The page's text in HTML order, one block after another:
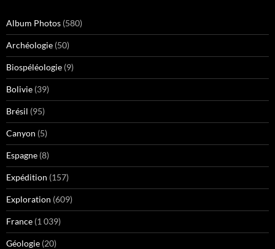
Album Photos (580)
Archéologie (50)
Biospéléologie (9)
Bolivie (39)
Brésil (95)
Canyon (5)
Espagne (8)
Expédition (157)
Exploration (609)
France (1 039)
Géologie (20)